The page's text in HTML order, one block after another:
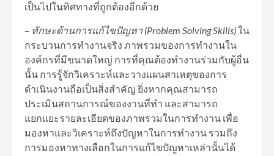
เป็นไปในทิศทางที่ถูกต้องอีกด้วย
– ทักษะด้านการแก้ไขปัญหา (Problem Solving Skills)ใน
กระบวนการทำงานจริง ภาพรวมของการทำงานใน
องค์กรที่มีขนาดใหญ่ การที่คุณต้องทำงานร่วมกับผู้อื่น
นั้น การรู้จักวิเคราะห์และวางแผนสาเหตุของการ
ดำเนินงานถือเป็นสิ่งสำคัญ ยิ่งหากคุณสามารถ
ประเมินสถานการณ์ของงานที่ทำ และสามารถ
แยกแยะรายละเอียดของภาพรวมในการทำงาน เพื่อ
มองหาและวิเคราะห์ถึงปัญหาในการทำงาน รวมถึง
การมองหาทางเลือกในการแก้ไขปัญหาเหล่านั้นได้